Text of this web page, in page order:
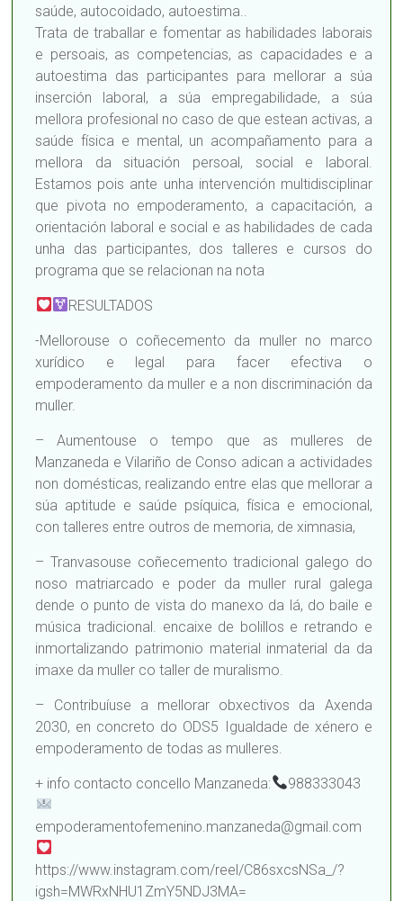
saúde, autocoidado, autoestima..
Trata de traballar e fomentar as habilidades laborais
e persoais, as competencias, as capacidades e a
autoestima das participantes para mellorar a súa
inserción laboral, a súa empregabilidade, a súa
mellora profesional no caso de que estean activas, a
saúde física e mental, un acompañamento para a
mellora da situación persoal, social e laboral.
Estamos pois ante unha intervención multidisciplinar
que pivota no empoderamento, a capacitación, a
orientación laboral e social e as habilidades de cada
unha das participantes, dos talleres e cursos do
programa que se relacionan na nota
RESULTADOS
-Mellorouse o coñecemento da muller no marco
xurídico e legal para facer efectiva o
empoderamento da muller e a non discriminación da
muller.
– Aumentouse o tempo que as mulleres de
Manzaneda e Vilariño de Conso adican a actividades
non domésticas, realizando entre elas que mellorar a
súa aptitude e saúde psíquica, física e emocional,
con talleres entre outros de memoria, de ximnasia,
– Tranvasouse coñecemento tradicional galego do
noso matriarcado e poder da muller rural galega
dende o punto de vista do manexo da lá, do baile e
música tradicional. encaixe de bolillos e retrando e
inmortalizando patrimonio material inmaterial da da
imaxe da muller co taller de muralismo.
– Contribuíuse a mellorar obxectivos da Axenda
2030, en concreto do ODS5 Igualdade de xénero e
empoderamento de todas as mulleres.
+ info contacto concello Manzaneda: 988333043
empoderamentofemenino.manzaneda@gmail.com
https://www.instagram.com/reel/C86sxcsNSa_/?
igsh=MWRxNHU1ZmY5NDJ3MA=